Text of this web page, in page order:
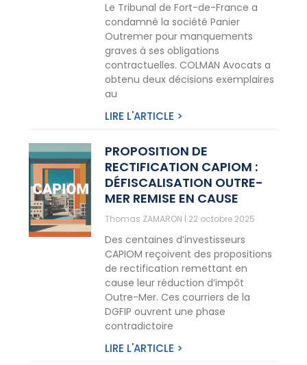
Le Tribunal de Fort-de-France a
condamné la société Panier
Outremer pour manquements
graves à ses obligations
contractuelles. COLMAN Avocats a
obtenu deux décisions exemplaires
au
LIRE L'ARTICLE >
PROPOSITION DE
RECTIFICATION CAPIOM :
DÉFISCALISATION OUTRE-
MER REMISE EN CAUSE
Thomas ZAMARON 22 octobre 2025
Des centaines d’investisseurs
CAPIOM reçoivent des propositions
de rectification remettant en
cause leur réduction d’impôt
Outre-Mer. Ces courriers de la
DGFIP ouvrent une phase
contradictoire
LIRE L'ARTICLE >